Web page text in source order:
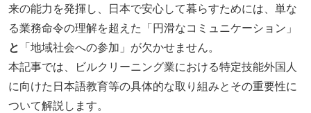
来の能力を発揮し、日本で安心して暮らすためには、単な
る業務命令の理解を超えた「円滑なコミュニケーション」
と
「地域社会への参加」が欠かせません。
本記事では、ビルクリーニング業における特定技能外国人
に向けた日本語教育等の具体的な取り組みとその重要性に
ついて解説します。